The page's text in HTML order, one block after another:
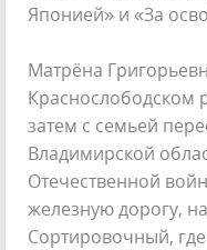
Японией» и «За
Матрёна
Краснослободском
затем с семьей
Владимирской
Отечественной
железную дорогу,
Сортировочный,